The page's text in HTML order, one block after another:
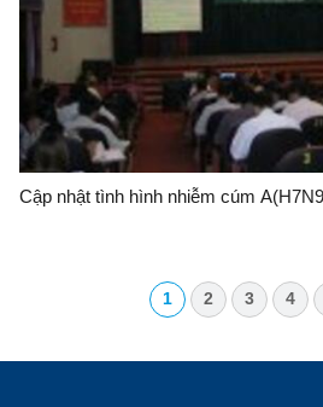
Cập nhật tình hình nhiễm cúm
1 2 3 4